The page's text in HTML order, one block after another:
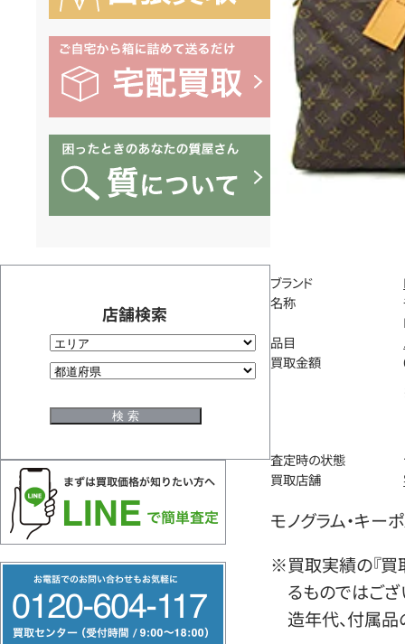
店舗検索
リ
ー
ブランド
名称
品目
買取金額
査定時の状態
買取店舗
モノグラム・キー
※買取実績の『買
るものではござ
造年代、付属品